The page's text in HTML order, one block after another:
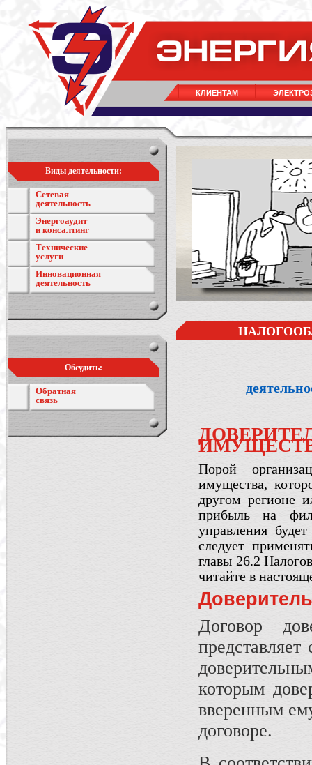
КЛИЕНТАМ
Виды деятельности:
Сетевая
деятельность
Энергоаудит
и консалтинг
Технические
услуги
Инновационная
деятельность
Обсудить:
Обратная
связь
Порой
имущества,
другом регионе
прибыль на
управления
следует
главы 26.2
читайте в
Договор
которым
вверенным
договоре.